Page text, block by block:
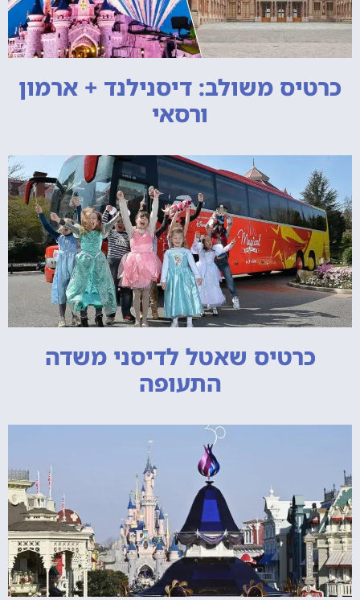
כרטיס משולב: דיסנילנד + ארמון
ורסאי
כרטיס שאטל לדיסני משדה
התעופה